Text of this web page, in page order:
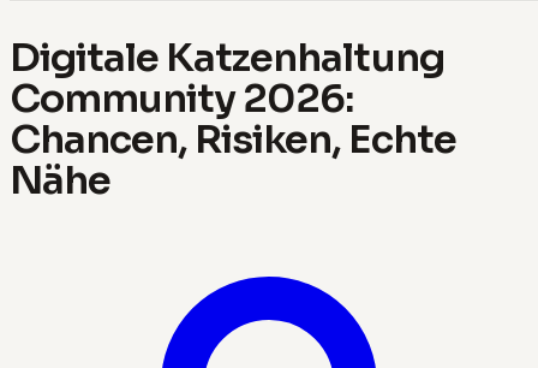
Digitale Katzenhaltung
Community 2026:
Chancen, Risiken, Echte
Nähe